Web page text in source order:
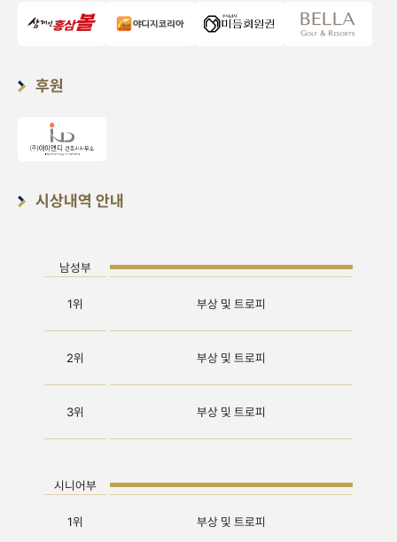
후원
시상내역 안내
남성부
1위 부상 및 트로피
2위 부상 및 트로피
3위 부상 및 트로피
시니어부
1위 부상 및 트로피